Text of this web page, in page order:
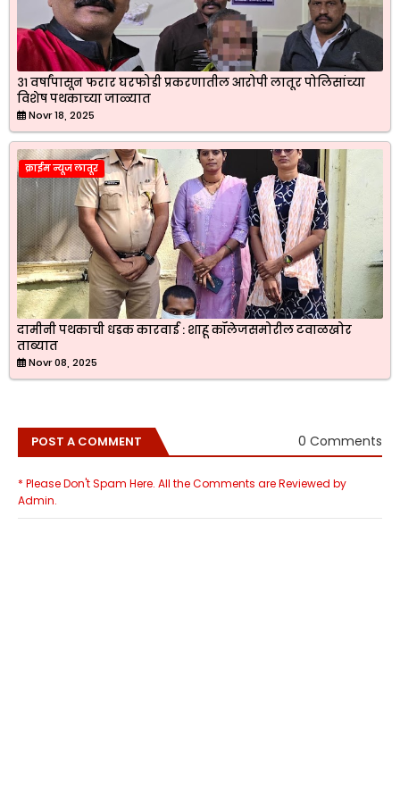
३१ वर्षांपासून फरार घरफोडी प्रकरणातील आरोपी लातूर पोलिसांच्या
विशेष पथकाच्या जाळ्यात
Novr 18, 2025
क्राईम न्यूज लातूर
दामीनी पथकाची धडक कारवाई : शाहू कॉलेजसमोरील टवाळखोर
ताब्यात
Novr 08, 2025
POST A COMMENT 0 Comments
* Please Don't Spam Here. All the Comments are Reviewed by
Admin.